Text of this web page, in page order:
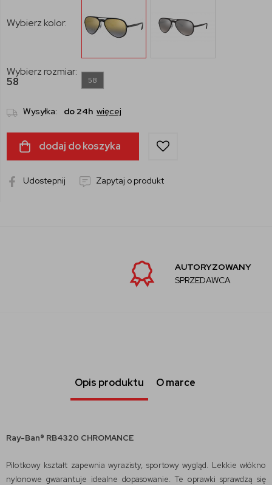
Wybierz kolor:
Wybierz rozmiar:
58
58
Wysyłka: do 24h więcej
dodaj do koszyka
Udostepnij Zapytaj o produkt
AUTORYZOWANY
SPRZEDAWCA
Opis produktu O marce
Ray-Ban® RB4320 CHROMANCE
Pilotkowy kształt zapewnia wyrazisty, sportowy wygląd. Lekkie włókno
nylonowe gwarantuje idealne dopasowanie. Te oprawki sprawdzą się